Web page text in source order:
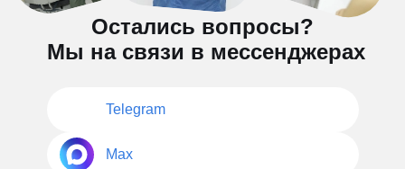
Остались вопросы?
Мы на связи в мессенджерах
Telegram
Max